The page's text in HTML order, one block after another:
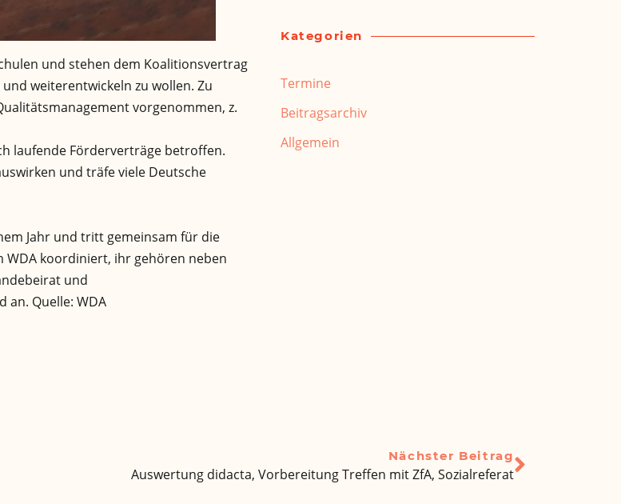
und stehen dem Koalitionsvertrag
weiterentwickeln zu wollen. Zu
vorgenommen, z.
laufende Förderverträge betroffen.
und träfe viele Deutsche
Jahr und tritt gemeinsam für die
WDA koordiniert, ihr gehören neben
und
Quelle: WDA
Kategorien
Termine
Beitragsarchiv
Allgemein
Nächster Beitrag
Auswertung didacta, Vorbereitung Treffen mit ZfA, Sozialreferat